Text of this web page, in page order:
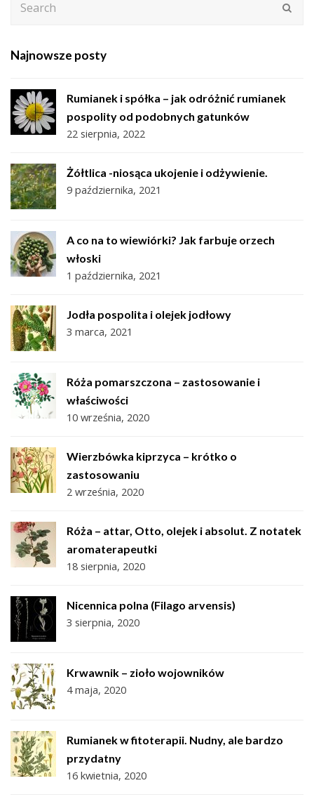
Najnowsze posty
Rumianek i spółka – jak odróżnić rumianek
pospolity od podobnych gatunków
22 sierpnia, 2022
Żółtlica -niosąca ukojenie i odżywienie.
9 października, 2021
A co na to wiewiórki? Jak farbuje orzech
włoski
1 października, 2021
Jodła pospolita i olejek jodłowy
3 marca, 2021
Róża pomarszczona – zastosowanie i
właściwości
10 września, 2020
Wierzbówka kiprzyca – krótko o
zastosowaniu
2 września, 2020
Róża – attar, Otto, olejek i absolut. Z notatek
aromaterapeutki
18 sierpnia, 2020
Nicennica polna (Filago arvensis)
3 sierpnia, 2020
Krwawnik – zioło wojowników
4 maja, 2020
Rumianek w fitoterapii. Nudny, ale bardzo
przydatny
16 kwietnia, 2020